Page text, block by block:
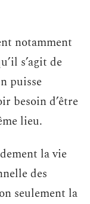
notamment
s’agit de
puisse
besoin d’être
lieu.
la vie
des
seulement la